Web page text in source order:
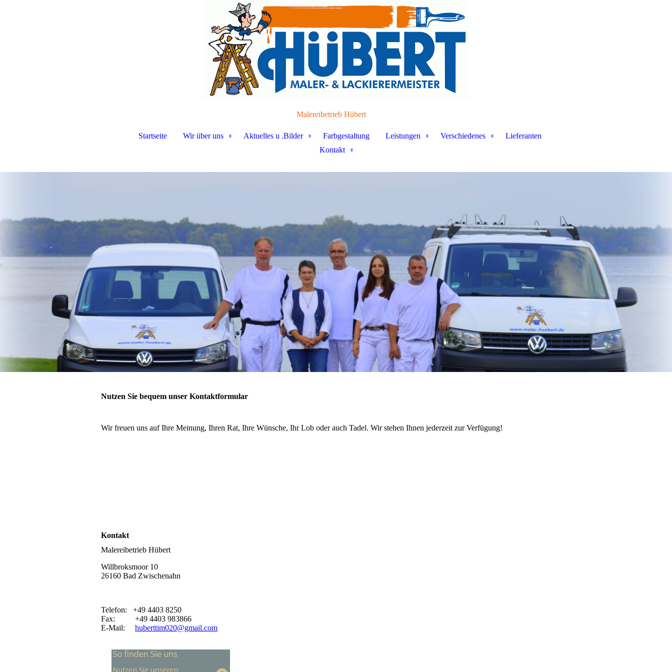
Malereibetrieb Hübert
Startseite Wir über uns Aktuelles u .Bilder Farbgestaltung Leistungen Verschiedenes
Lieferanten
Kontakt
Nutzen Sie bequem unser Kontaktformular
Wir freuen uns auf Ihre Meinung, Ihren Rat, Ihre Wünsche, Ihr Lob oder auch Tadel. Wir stehen Ihnen jederzeit zur Verfügung!
Kontakt
Malereibetrieb Hübert
Willbroksmoor 10
26160 Bad Zwischenahn
Telefon: +49 4403 8250
Fax: +49 4403 983866
E-Mail: huberttim020@gmail.com